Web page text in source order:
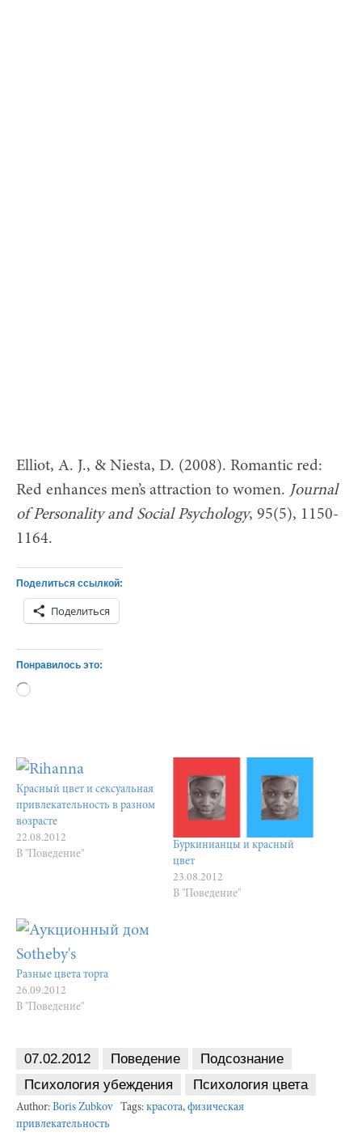
Elliot, A. J., & Niesta, D. (2008). Romantic red:
Red enhances men’s attraction to women. Journal
of Personality and Social Psychology, 95(5), 1150-
1164.
Поделиться ссылкой:
Поделиться
Понравилось это:
Загрузка…
Красный цвет и сексуальная
привлекательность в разном
возрасте
22.08.2012
В "Поведение"
Буркинианцы и красный
цвет
23.08.2012
В "Поведение"
Разные цвета торга
26.09.2012
В "Поведение"
07.02.2012 Поведение
Подсознание
Психология убеждения
Психология цвета
Author: Boris Zubkov Tags: красота, физическая
привлекательность